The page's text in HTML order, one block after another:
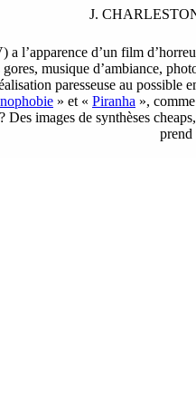
J.
a l’apparence d’un film
musique d’ambiance,
paresseuse au possible
» et « Piranha »,
images de synthèses
prend